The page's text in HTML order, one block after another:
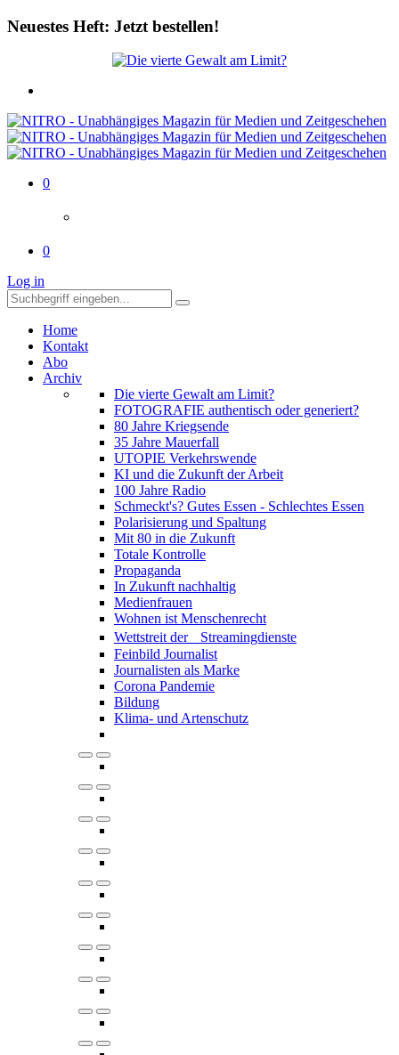
Neuestes Heft: Jetzt bestellen!
0
0
Log in
Home
Kontakt
Abo
Archiv
Die vierte Gewalt am Limit?
FOTOGRAFIE authentisch oder generiert?
80 Jahre Kriegsende
35 Jahre Mauerfall
UTOPIE Verkehrswende
KI und die Zukunft der Arbeit
100 Jahre Radio
Schmeckt's? Gutes Essen - Schlechtes Essen
Polarisierung und Spaltung
Mit 80 in die Zukunft
Totale Kontrolle
Propaganda
In Zukunft nachhaltig
Medienfrauen
Wohnen ist Menschenrecht
Wettstreit der Streamingdienste
Feinbild Journalist
Journalisten als Marke
Corona Pandemie
Bildung
Klima- und Artenschutz